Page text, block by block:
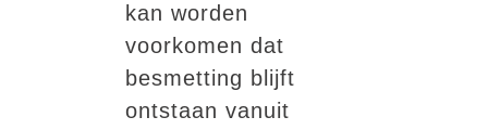
kan worden
voorkomen dat
besmetting blijft
ontstaan vanuit